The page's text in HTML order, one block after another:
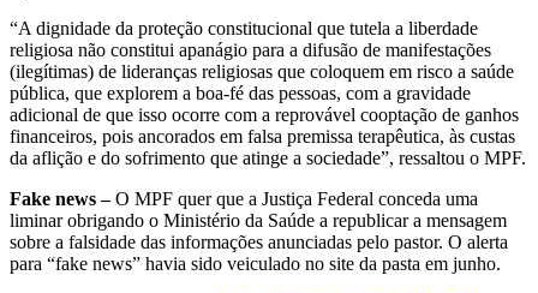
“A dignidade da proteção constitucional que tutela a liberdade
religiosa não constitui apanágio para a difusão de manifestações
(ilegítimas) de lideranças religiosas que coloquem em risco a saúde
pública, que explorem a boa-fé das pessoas, com a gravidade
adicional de que isso ocorre com a reprovável cooptação de ganhos
financeiros, pois ancorados em falsa premissa terapêutica, às custas
da aflição e do sofrimento que atinge a sociedade”, ressaltou o MPF.
Fake news –O MPF quer que a Justiça Federal conceda uma
liminar obrigando o Ministério da Saúde a republicar a mensagem
sobre a falsidade das informações anunciadas pelo pastor. O alerta
para “fake news” havia sido veiculado no site da pasta em junho.